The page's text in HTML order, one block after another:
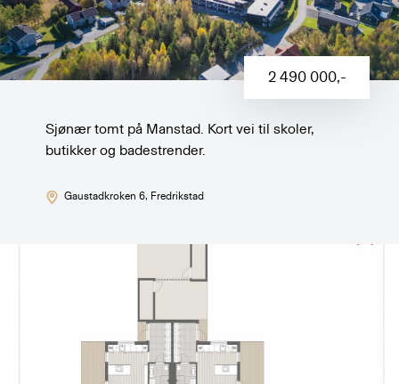
2 490 000,-
Sjønær tomt på Manstad. Kort vei til skoler,
butikker og badestrender.
Gaustadkroken 6, Fredrikstad